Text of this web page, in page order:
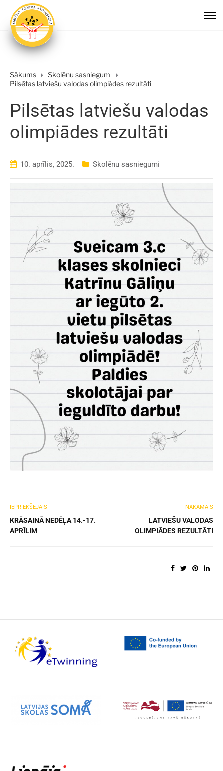
Sākums
Skolēnu sasniegumi
Pilsētas latviešu valodas olimpiādes rezultāti
Pilsētas latviešu valodas
olimpiādes rezultāti
10. aprīlis, 2025. Skolēnu sasniegumi
IEPRIEKŠĒJAIS
KRĀSAINĀ NEDĒĻA 14.-17.
APRĪLIM
NĀKAMAIS
LATVIEŠU VALODAS
OLIMPIĀDES REZULTĀTI